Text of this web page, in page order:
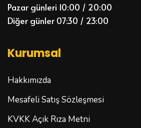
Pazar günleri 10:00 / 20:00
Diğer günler 07:30 / 23:00
Kurumsal
Hakkımızda
Mesafeli Satış Sözleşmesi
KVKK Açık Rıza Metni